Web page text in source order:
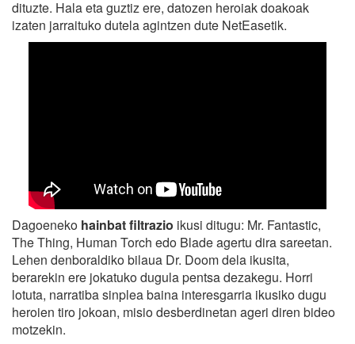
dituzte. Hala eta guztiz ere, datozen heroiak doakoak
izaten jarraituko dutela agintzen dute NetEasetik.
Dagoeneko hainbat filtrazio ikusi ditugu: Mr. Fantastic,
The Thing, Human Torch edo Blade agertu dira sareetan.
Lehen denboraldiko bilaua Dr. Doom dela ikusita,
berarekin ere jokatuko dugula pentsa dezakegu. Horri
lotuta, narratiba sinplea baina interesgarria ikusiko dugu
heroien tiro jokoan, misio desberdinetan ageri diren bideo
motzekin.